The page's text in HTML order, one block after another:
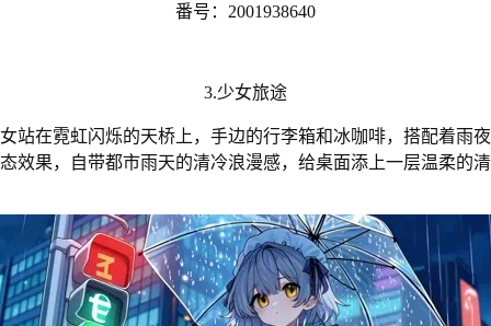
番号：2001938640
3.少女旅途
站在霓虹闪烁的天桥上，手边的行李箱和冰咖啡，搭配着雨
效果，自带都市雨天的清冷浪漫感，给桌面添上一层温柔的